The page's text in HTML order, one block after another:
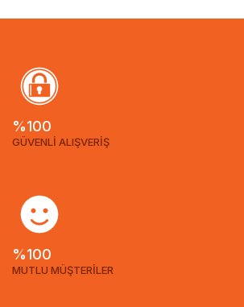
%100
GÜVENLİ ALIŞVERİŞ
%100
MUTLU MÜŞTERİLER